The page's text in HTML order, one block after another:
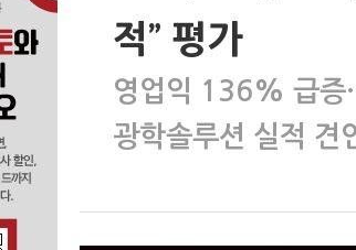
적” 평가
영업익 136% 급증
광학솔루션 실적